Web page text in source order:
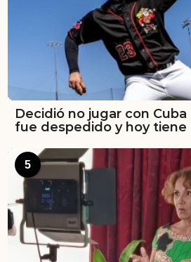
Decidió no jugar con Cuba
fue despedido y hoy
5